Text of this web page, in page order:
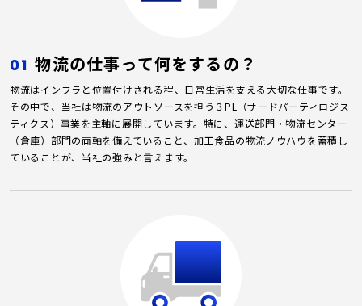
01 物流の仕事って何をするの？
物流はインフラと位置付けされる程、日常生活を支える大切な仕事です。
その中で、当社は物流のアウトソースを担う３PL（サードパーティロジス
ティクス）事業を主軸に展開しています。特に、運送部門・物流センター
（倉庫）部門の両軸を備えていること、加工食品の物流ノウハウを蓄積し
ていることが、当社の強みと言えます。